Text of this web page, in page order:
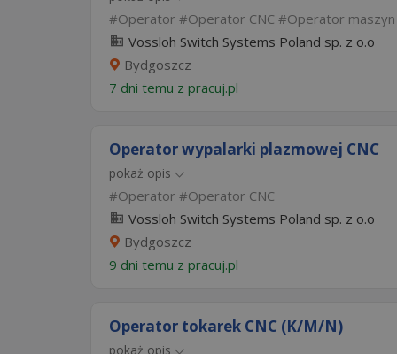
Operator Operator CNC Operator maszyn
Vossloh Switch Systems Poland sp. z o.o
Bydgoszcz
7 dni temu z pracuj.pl
Operator wypalarki plazmowej CNC
pokaż opis
Operator
Operator CNC
Vossloh Switch Systems Poland sp. z o.o
Bydgoszcz
9 dni temu z pracuj.pl
Operator tokarek CNC (K/M/N)
pokaż opis